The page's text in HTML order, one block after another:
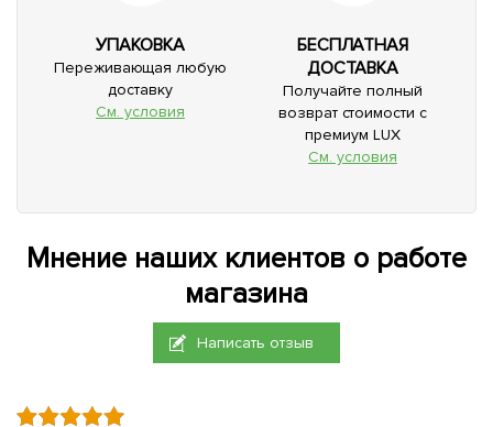
УПАКОВКА
Переживающая любую
доставку
См. условия
БЕСПЛАТНАЯ
ДОСТАВКА
Получайте полный
возврат стоимости с
премиум LUX
См. условия
Мнение наших клиентов о работе
магазина
Написать отзыв